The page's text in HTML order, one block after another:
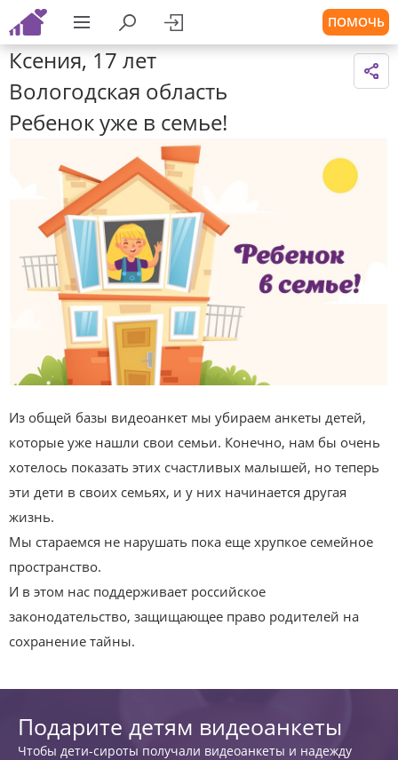
ПОМОЧЬ
Ксения, 17 лет
Вологодская область
Ребенок уже в семье!
Из общей базы видеоанкет мы убираем анкеты детей,
которые уже нашли свои семьи. Конечно, нам бы очень
хотелось показать этих счастливых малышей, но теперь
эти дети в своих семьях, и у них начинается другая
жизнь.
Мы стараемся не нарушать пока еще хрупкое семейное
пространство.
И в этом нас поддерживает российское
законодательство, защищающее право родителей на
сохранение тайны.
Подарите детям видеоанкеты
Чтобы дети-сироты получали видеоанкеты и надежду